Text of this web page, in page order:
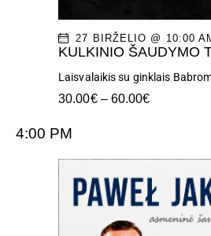
KULKINIO ŠAUDYMO
27 BIRŽELIO @ 10:00
Laisvalaikis su ginklais
30.00€ – 60.00€
4:00 PM